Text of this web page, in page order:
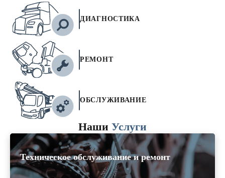
ДИАГНОСТИКА
РЕМОНТ
ОБСЛУЖИВАНИЕ
Наши Услуги
Техническое обслуживание и ремонт